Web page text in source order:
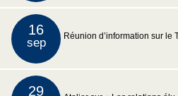
16
sep Réunion d’information sur le
29